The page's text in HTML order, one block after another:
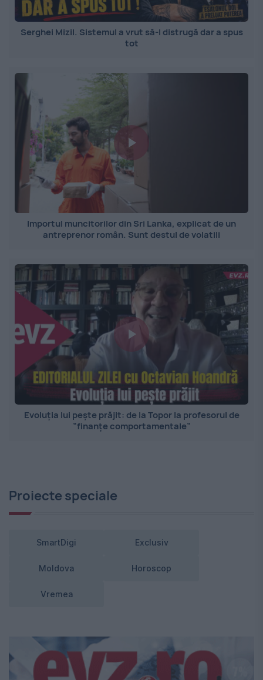
Serghei Mizil. Sistemul a vrut să-l distrugă dar a spus
tot
Importul muncitorilor din Sri Lanka, explicat de un
antreprenor român. Sunt destul de volatili
Evoluția lui pește prăjit: de la Topor la profesorul de
”finanțe comportamentale”
Proiecte speciale
SmartDigi Exclusiv
Moldova Horoscop
Vremea